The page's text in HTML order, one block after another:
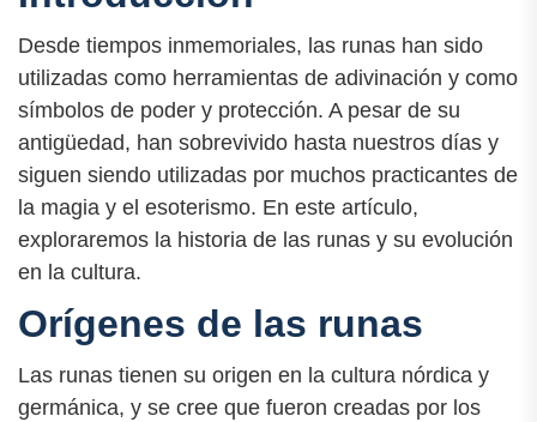
Desde tiempos inmemoriales, las runas han sido
utilizadas como herramientas de adivinación y como
símbolos de poder y protección. A pesar de su
antigüedad, han sobrevivido hasta nuestros días y
siguen siendo utilizadas por muchos practicantes de
la magia y el esoterismo. En este artículo,
exploraremos la historia de las runas y su evolución
en la cultura.
Orígenes de las runas
Las runas tienen su origen en la cultura nórdica y
germánica, y se cree que fueron creadas por los